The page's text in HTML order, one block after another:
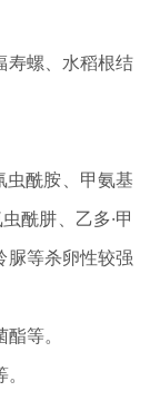
螺、水稻根结
酰胺、甲氨基
酰肼、乙多·甲
脲等杀卵性较强
等。